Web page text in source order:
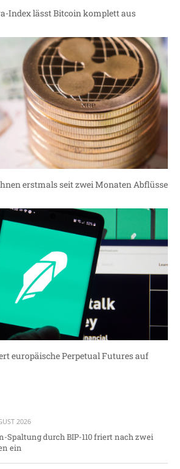
Index lässt Bitcoin komplett aus
erstmals seit zwei Monaten Abflüsse
europäische Perpetual Futures auf
2026
Spaltung durch BIP-110 friert nach zwei
ein